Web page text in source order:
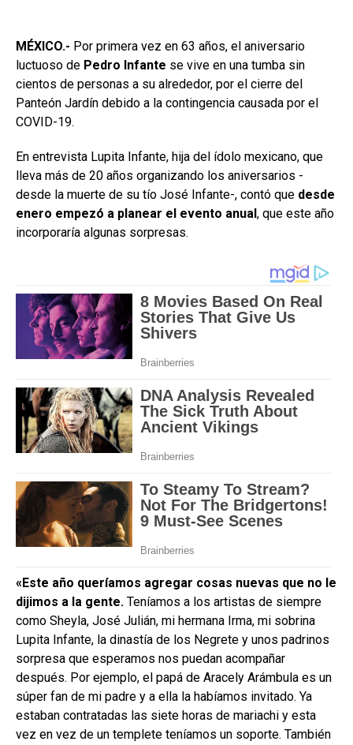
MÉXICO.- Por primera vez en 63 años, el aniversario
luctuoso de Pedro Infante se vive en una tumba sin
cientos de personas a su alrededor, por el cierre del
Panteón Jardín debido a la contingencia causada por el
COVID-19.
En entrevista Lupita Infante, hija del ídolo mexicano, que
lleva más de 20 años organizando los aniversarios -
desde la muerte de su tío José Infante-, contó que desde
enero empezó a planear el evento anual, que este año
incorporaría algunas sorpresas.
«Este año queríamos agregar cosas nuevas que no le
dijimos a la gente. Teníamos a los artistas de siempre
como Sheyla, José Julián, mi hermana Irma, mi sobrina
Lupita Infante, la dinastía de los Negrete y unos padrinos
sorpresa que esperamos nos puedan acompañar
después. Por ejemplo, el papá de Aracely Arámbula es un
súper fan de mi padre y a ella la habíamos invitado. Ya
estaban contratadas las siete horas de mariachi y esta
vez en vez de un templete teníamos un soporte. También